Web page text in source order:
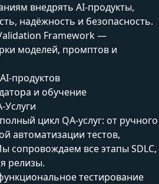
внедрять AI-продукты,
надёжность и безопасность.
Framework —
моделей, промптов и
продуктов
и обучение
цикл QA-услуг: от ручного
автоматизации тестов,
сопровождаем все этапы SDLC,
релизы.
тестирование